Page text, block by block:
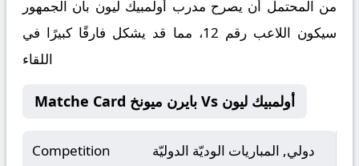
من المحتمل أن يصرح مدرب أولمبيك ليون بأن الجمهور
سيكون اللاعب رقم 12، مما قد يشكل فارقًا كبيرًا في
اللقاء
Matche Card بايرن ميونخ Vs أولمبيك ليون
Competition دولي, المباريات الوديّة الدوليّة